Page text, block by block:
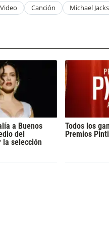
Video Canción Michael
a Buenos
del
la selección
Todos los
Premios